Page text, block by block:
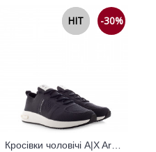
-30%
HIT
NEW